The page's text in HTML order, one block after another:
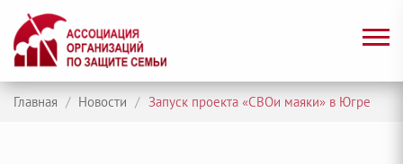
Главная / Новости / Запуск проекта «СВОи маяки» в Югре